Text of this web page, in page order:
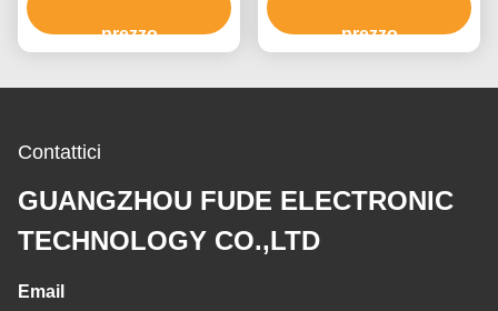
grado 86mm
prezzo prezzo
Contattici
GUANGZHOU FUDE ELECTRONIC
TECHNOLOGY CO.,LTD
Email